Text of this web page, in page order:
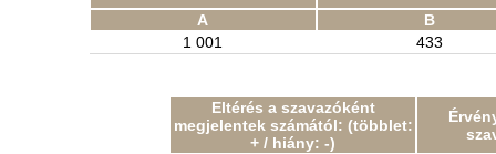
A
B
1 001
433
Eltérés a szavazóként
megjelentek számától: (többlet:
+ / hiány: -)